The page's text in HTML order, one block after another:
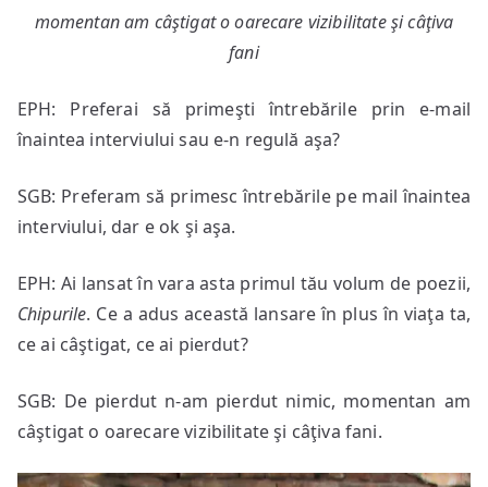
ci
care
momentan am câştigat o oarecare vizibilitate şi câţiva
fani
EPH: Preferai să primeşti întrebările prin e-mail
înaintea interviului sau e-n regulă aşa?
SGB: Preferam să primesc întrebările pe mail înaintea
interviului, dar e ok şi aşa.
EPH: Ai lansat în vara asta primul tău volum de poezii,
Chipurile. Ce a adus această lansare în plus în viaţa ta,
ce ai câştigat, ce ai pierdut?
SGB: De pierdut n-am pierdut nimic, momentan am
câştigat o oarecare vizibilitate şi câţiva fani.